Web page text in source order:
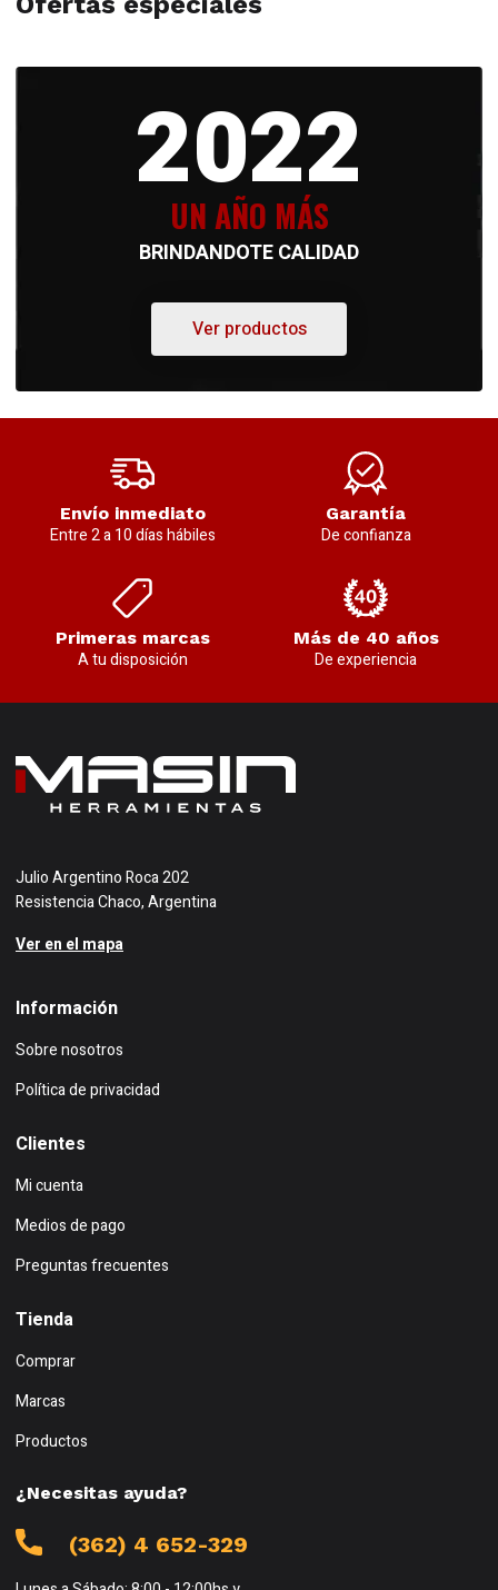
2022
UN AÑO MÁS
BRINDANDOTE CALIDAD
Ver productos
Envío inmediato
Entre 2 a 10 días hábiles
Garantía
De confianza
Primeras marcas
A tu disposición
Más de 40 años
De experiencia
Julio Argentino Roca 202
Resistencia Chaco, Argentina
Ver en el mapa
Información
Sobre nosotros
Política de privacidad
Clientes
Mi cuenta
Medios de pago
Preguntas frecuentes
Tienda
Comprar
Marcas
Productos
¿Necesitas ayuda?
(362) 4 652-329